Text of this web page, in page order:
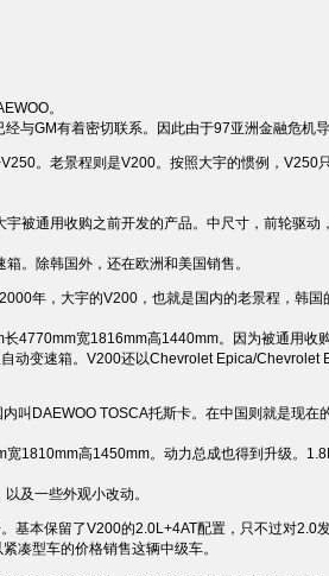
。
与GM有着密切联系。因此由于97亚洲金融危机
。老景程则是V200。按照大宇的惯例，V250
被通用收购之前开发的产品。中尺寸，前轮驱
。除韩国外，还在欧洲和美国销售。
年，大宇的V200，也就是国内的老景程，韩国
4770mm宽1816mm高1440mm。因为被通用收
动变速箱。V200还以Chevrolet Epica/
叫DAEWOO TOSCA托斯卡。在中国则就是现
1810mm高1450mm。动力总成也得到升级。
及一些外观小改动。
基本保留了V200的2.0L+4AT配置，只不过对2.0
凑型车的价格销售这辆中级车。